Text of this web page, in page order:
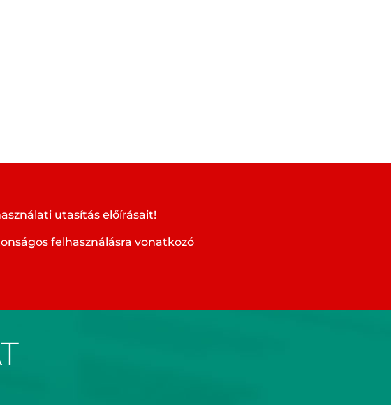
utasítás előírásait!
felhasználásra vonatkozó